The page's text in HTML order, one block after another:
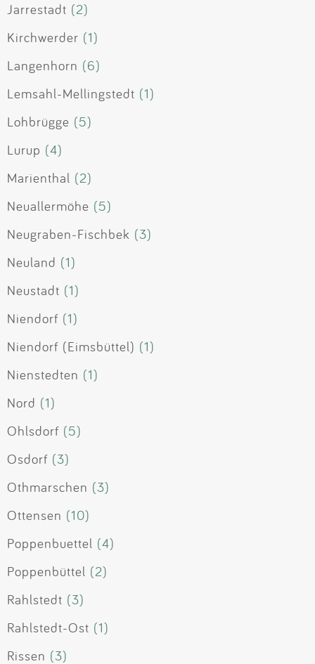
Jarrestadt (2)
Kirchwerder (1)
Langenhorn (6)
Lemsahl-Mellingstedt (1)
Lohbrügge (5)
Lurup (4)
Marienthal (2)
Neuallermöhe (5)
Neugraben-Fischbek (3)
Neuland (1)
Neustadt (1)
Niendorf (1)
Niendorf (Eimsbüttel) (1)
Nienstedten (1)
Nord (1)
Ohlsdorf (5)
Osdorf (3)
Othmarschen (3)
Ottensen (10)
Poppenbuettel (4)
Poppenbüttel (2)
Rahlstedt (3)
Rahlstedt-Ost (1)
Rissen (3)